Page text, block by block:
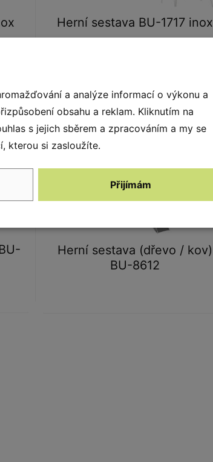
Herní sestava BU-1717 inox
Herní sestava (dřevo / kov)
BU-8612
a analýze informací o výkonu a
obsahu a reklam. Kliknutím na
s jejich sběrem a zpracováním a my se
kterou si zasloužíte.
Přijímám